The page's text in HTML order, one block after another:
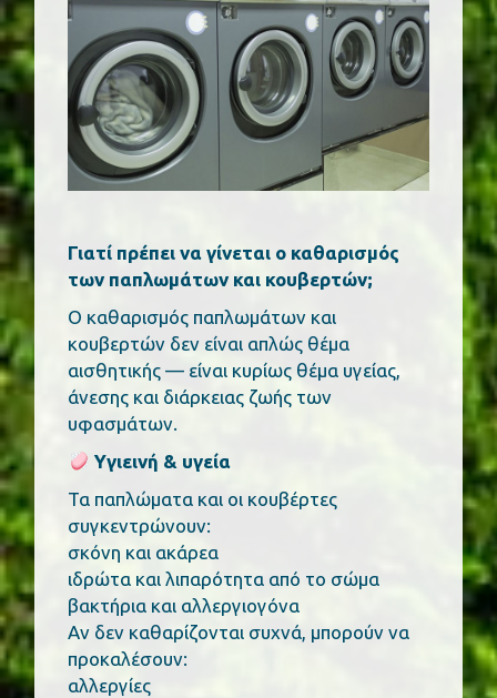
Γιατί πρέπει να γίνεται ο καθαρισμός
των παπλωμάτων και κουβερτών;
Ο καθαρισμός παπλωμάτων και
κουβερτών δεν είναι απλώς θέμα
αισθητικής — είναι κυρίως θέμα υγείας,
άνεσης και διάρκειας ζωής των
υφασμάτων.
Υγιεινή & υγεία
Τα παπλώματα και οι κουβέρτες
συγκεντρώνουν:
σκόνη και ακάρεα
ιδρώτα και λιπαρότητα από το σώμα
βακτήρια και αλλεργιογόνα
Αν δεν καθαρίζονται συχνά, μπορούν να
προκαλέσουν:
αλλεργίες